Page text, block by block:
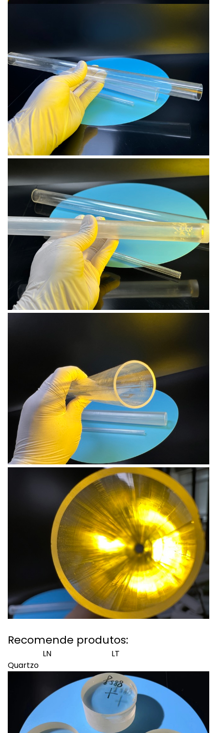
Recomende produtos:
LN LT
Quartzo